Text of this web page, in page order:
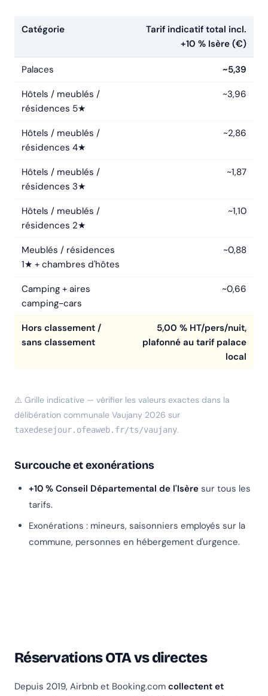
Catégorie
Tarif indicatif total incl.
+10 % Isère (€)
Palaces ~5,39
Hôtels / meublés /
résidences 5★
~3,96
Hôtels / meublés /
résidences 4★
~2,86
Hôtels / meublés /
résidences 3★
~1,87
Hôtels / meublés /
résidences 2★
~1,10
Meublés / résidences
1★ + chambres d'hôtes
~0,88
Camping + aires
camping-cars
~0,66
Hors classement /
sans classement
5,00 % HT/pers/nuit,
plafonné au tarif palace
local
⚠️ Grille indicative — vérifier les valeurs exactes dans la
délibération communale Vaujany 2026 sur
taxedesejour.ofeaweb.fr/ts/vaujany.
Surcouche et exonérations
+10 % Conseil Départemental de l'Isère sur tous les
tarifs.
Exonérations : mineurs, saisonniers employés sur la
commune, personnes en hébergement d'urgence.
Réservations OTA vs directes
Depuis 2019, Airbnb et Booking.com collectent et